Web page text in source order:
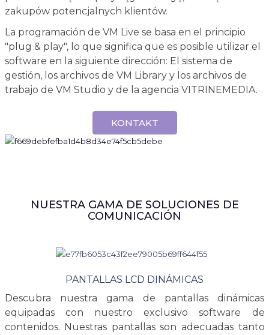
zakupów potencjalnych klientów.
La programación de VM Live se basa en el principio
"plug & play", lo que significa que es posible utilizar el
software en la siguiente dirección: El sistema de
gestión, los archivos de VM Library y los archivos de
trabajo de VM Studio y de la agencia VITRINEMEDIA.
KONTAKT
NUESTRA GAMA DE SOLUCIONES DE
COMUNICACIÓN
PANTALLAS LCD DINÁMICAS
Descubra nuestra gama de pantallas dinámicas
equipadas con nuestro exclusivo software de
contenidos. Nuestras pantallas son adecuadas tanto